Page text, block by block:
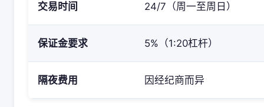
交易时间 24/7（周一至周日）
保证金要求 5%（1:20杠杆）
隔夜费用 因经纪商而异